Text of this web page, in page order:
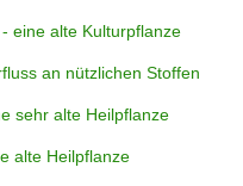
eine alte Kulturpflanze
an nützlichen Stoffen
sehr alte Heilpflanze
alte Heilpflanze